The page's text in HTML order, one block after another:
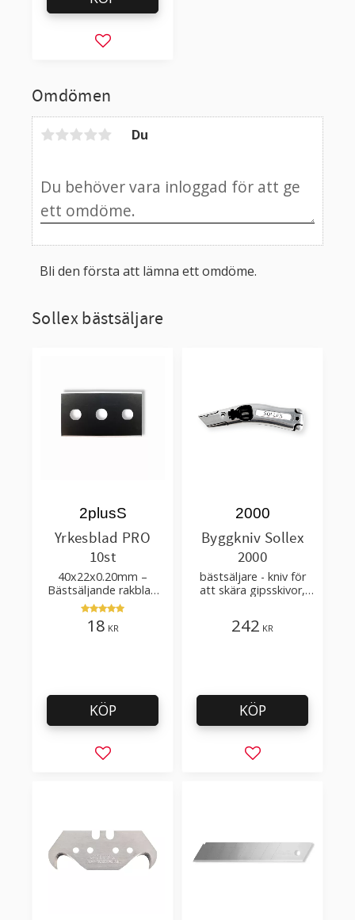
Omdömen
Du
Bli den första att lämna ett omdöme.
Lägg till i favoriter
Sollex bästsäljare
Yrkesblad PRO
10st
40x22x0.20mm –
Bästsäljande rakblad
för att skära tapet, tyg,
filt, hobby bruk
2plusS
18 KR
Lägg till i favoriter
KÖP
Byggkniv Sollex
2000
bästsäljare - kniv för
att skära gipsskivor,
2000
242 KR
Lägg till i
KÖP